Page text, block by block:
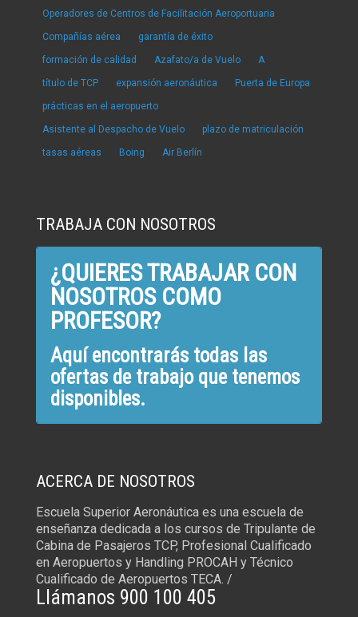
Operadores de Centros de Facilitación Aeroportuaria
Compañías aérea garantía de éxito
formación de calidad Azafato/a de Vuelo A
título de TCP expansión aeronáutica Puerta de Europa
prácticas en el aeropuerto
Asistente al Despacho de Vuelo plazo de matriculación
tasas aéreas Boing Air Berlín
TRABAJA CON NOSOTROS
¿QUIERES TRABAJAR CON
NOSOTROS COMO
PROFESOR?
Aquí encontrarás todas las
ofertas de trabajo que tenemos
disponibles.
ACERCA DE NOSOTROS
Escuela Superior Aeronáutica es una escuela de
enseñanza dedicada a los cursos de Tripulante de
Cabina de Pasajeros TCP, Profesional Cualificado
en Aeropuertos y Handling PROCAH y Técnico
Cualificado de Aeropuertos TECA. /
Llámanos 900 100 405